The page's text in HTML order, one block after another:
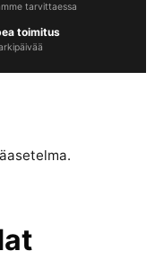
tarvittaessa
toimitus